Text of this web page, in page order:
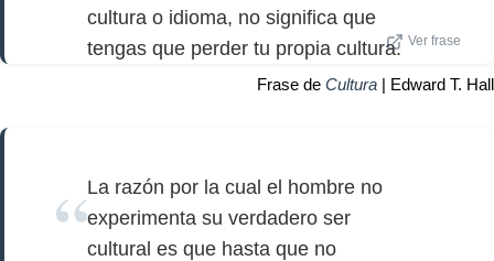
cultura o idioma, no significa que
tengas que perder tu propia cultura. Ver frase
Frase de Cultura | Edward T. Hall
La razón por la cual el hombre no
experimenta su verdadero ser
cultural es que hasta que no